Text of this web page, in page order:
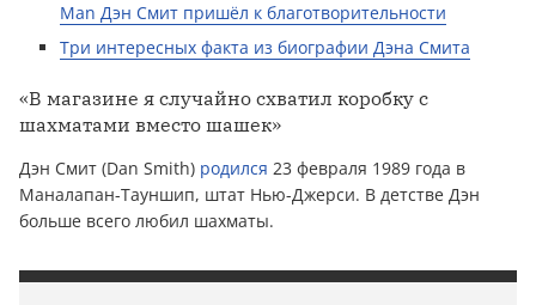
Man Дэн Смит пришёл к благотворительности
Три интересных факта из биографии Дэна Смита
«В магазине я случайно схватил коробку с
шахматами вместо шашек»
Дэн Смит (Dan Smith) родился 23 февраля 1989 года в
Маналапан-Тауншип, штат Нью-Джерси. В детстве Дэн
больше всего любил шахматы.